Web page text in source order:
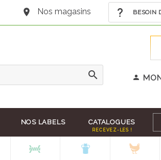
Nos magasins BESOIN
NOS LABELS CATALOGUES
RECEVEZ-LES !